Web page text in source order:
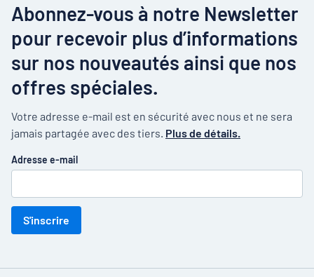
Abonnez-vous à notre Newsletter
pour recevoir plus d’informations
sur nos nouveautés ainsi que nos
offres spéciales.
Votre adresse e-mail est en sécurité avec nous et ne sera
jamais partagée avec des tiers. Plus de détails.
Adresse e-mail
S'inscrire